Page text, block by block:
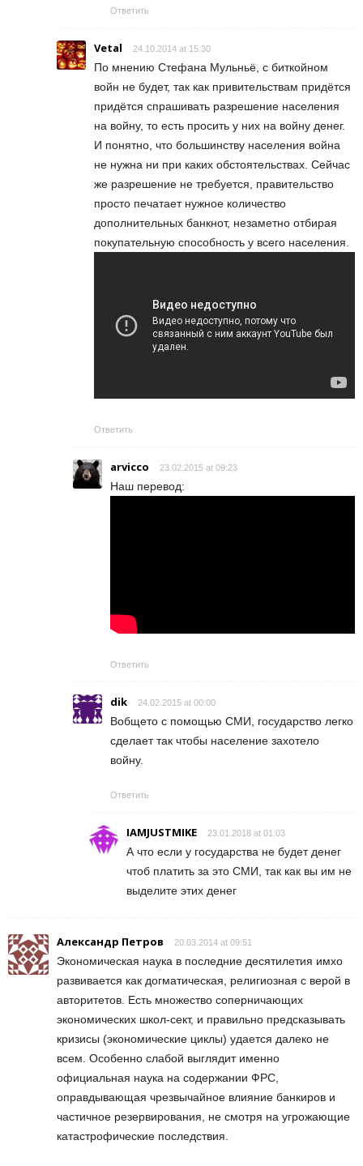
Ответить
Vetal 24.10.2014 at 15:30
По мнению Стефана Мульньё, с биткойном
войн не будет, так как привительствам придётся
придётся спрашивать разрешение населения
на войну, то есть просить у них на войну денег.
И понятно, что большинству населения война
не нужна ни при каких обстоятельствах. Сейчас
же разрешение не требуется, правительство
просто печатает нужное количество
дополнительных банкнот, незаметно отбирая
покупательную способность у всего населения.
Ответить
arvicco 23.02.2015 at 09:23
Наш перевод:
Ответить
dik 24.02.2015 at 00:00
Вобщето с помощью СМИ, государство легко
сделает так чтобы население захотело
войну.
Ответить
IAMJUSTMIKE 23.01.2018 at 01:03
А что если у государства не будет денег
чтоб платить за это СМИ, так как вы им не
выделите этих денег
Александр Петров 20.03.2014 at 09:51
Экономическая наука в последние десятилетия имхо
развивается как догматическая, религиозная с верой в
авторитетов. Есть множество соперничающих
экономических школ-сект, и правильно предсказывать
кризисы (экономические циклы) удается далеко не
всем. Особенно слабой выглядит именно
официальная наука на содержании ФРС,
оправдывающая чрезвычайное влияние банкиров и
частичное резервирования, не смотря на угрожающие
катастрофические последствия.